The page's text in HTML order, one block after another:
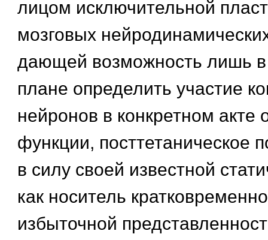
лицом исключительной
мозговых
дающей возможность лишь в
плане определить участие
нейронов в конкретном акте
функции, посттетаническое
в силу своей известной
как носитель
избыточной